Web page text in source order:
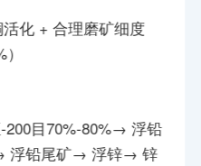
化 + 合理磨矿细度
200目70%-80%→ 浮铅
浮铅尾矿→ 浮锌→ 锌